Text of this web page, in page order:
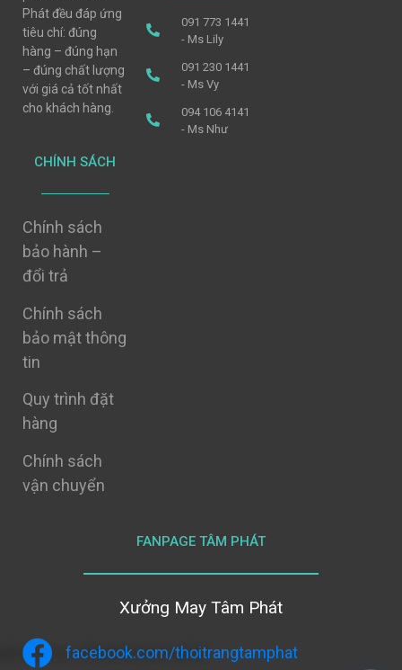
Phát đều đáp ứng
tiêu chí: đúng
hàng – đúng hạn
– đúng chất lượng
với giá cả tốt nhất
cho khách hàng.
CHÍNH SÁCH
Chính sách
bảo hành –
đổi trả
Chính sách
bảo mật thông
tin
Quy trình đặt
hàng
Chính sách
vận chuyển
091 773 1441
- Ms Lily
091 230 1441
- Ms Vy
094 106 4141
- Ms Như
FANPAGE TÂM PHÁT
Xưởng May Tâm Phát
facebook.com/thoitrangtamphat